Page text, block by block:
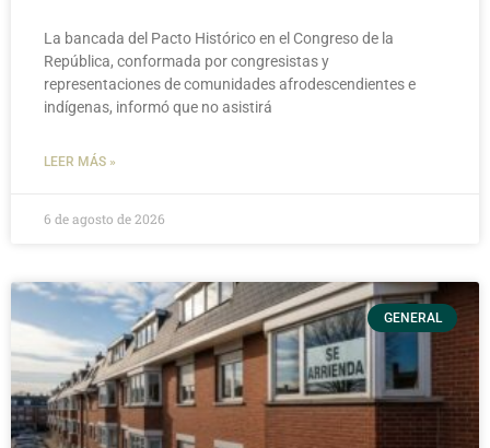
La bancada del Pacto Histórico en el Congreso de la
República, conformada por congresistas y
representaciones de comunidades afrodescendientes e
indígenas, informó que no asistirá
LEER MÁS »
6 de agosto de 2026
GENERAL